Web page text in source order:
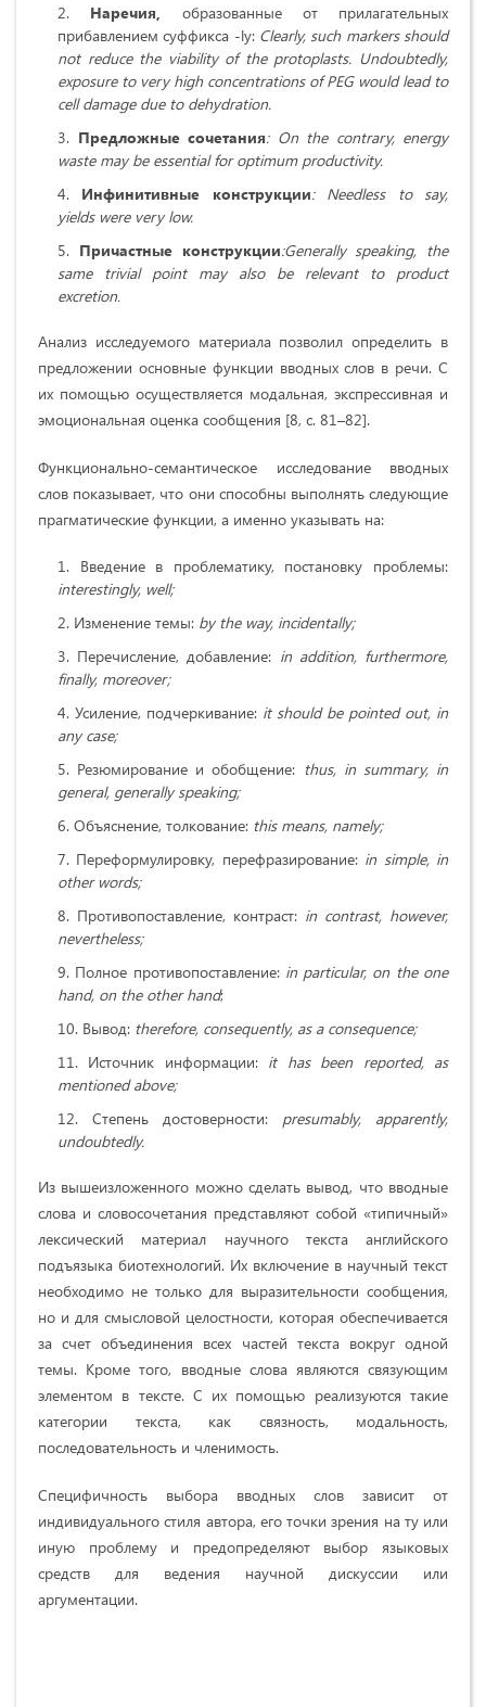
Наречия
образованные от прилагательных
прибавлением суффикса -ly: Clearly, such markers should
not reduce the viability of the protoplasts. Undoubtedly,
exposure to very high concentrations of PEG would lead to
cell damage due to dehydration.
Предложные сочетания: On the contrary, energy
waste may be essential for optimum productivity.
Инфинитивные
конструкции: Needless to say,
yields were very low.
Причастные конструкции:Generally speaking, the
same trivial point may also be relevant to product
excretion.
Анализ исследуемого материала позволил определить в
предложении основные функции вводных слов в речи. С
их помощью осуществляется модальная, экспрессивная и
эмоциональная оценка сообщения [8, с. 81–82].
Функционально-семантическое исследование вводных
слов показывает, что они способны выполнять следующие
прагматические функции, а именно указывать на:
Введение в проблематику, постановку проблемы:
interestingly, well;
Изменение темы: by the way, incidentally;
Перечисление, добавление: in addition, furthermore,
finally, moreover;
Усиление, подчеркивание: it should be pointed out, in
any case;
Резюмирование и обобщение: thus, in summary, in
general, generally speaking;
Объяснение, толкование: this means, namely;
Переформулировку, перефразирование: in simple, in
other words;
Противопоставление, контраст: in contrast, however,
nevertheless;
Полное противопоставление: in particular, on the one
hand, on the other hand;
Вывод: therefore, consequently, as a consequence;
Источник информации: it has been reported, as
mentioned above;
Степень достоверности: presumably, apparently,
undoubtedly.
Из вышеизложенного можно сделать вывод, что вводные
слова и словосочетания представляют собой «типичный»
лексический материал научного текста английского
подъязыка биотехнологий. Их включение в научный текст
необходимо не только для выразительности сообщения,
но и для смысловой целостности, которая обеспечивается
за счет объединения всех частей текста вокруг одной
темы. Кроме того, вводные слова являются связующим
элементом в тексте. С их помощью реализуются такие
категории текста, как связность, модальность,
последовательность и членимость.
Специфичность выбора вводных слов зависит от
индивидуального стиля автора, его точки зрения на ту или
иную проблему и предопределяют выбор языковых
средств для ведения научной дискуссии или
аргументации.